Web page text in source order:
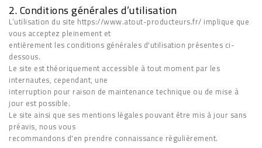
2. Conditions générales d’utilisation
L’utilisation du site https://www.atout-producteurs.fr/ implique que
vous acceptez pleinement et
entièrement les conditions générales d'utilisation présentes ci-
dessous.
Le site est théoriquement accessible à tout moment par les
internautes, cependant, une
interruption pour raison de maintenance technique ou de mise à
jour est possible.
Le site ainsi que ses mentions légales pouvant être mis à jour sans
préavis, nous vous
recommandons d'en prendre connaissance régulièrement.